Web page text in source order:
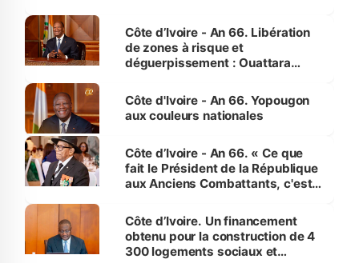
milieu des sinistrés
Côte d’Ivoire - An 66. Libération
de zones à risque et
déguerpissement : Ouattara
l'Etat de droit pour préserver les
vies humaines »
Côte d'Ivoire - An 66. Yopougon
aux couleurs nationales
Côte d’Ivoire - An 66. « Ce que
fait le Président de la République
aux Anciens Combattants, c'est
Côte d’Ivoire. Un financement
obtenu pour la construction de 4
300 logements sociaux et